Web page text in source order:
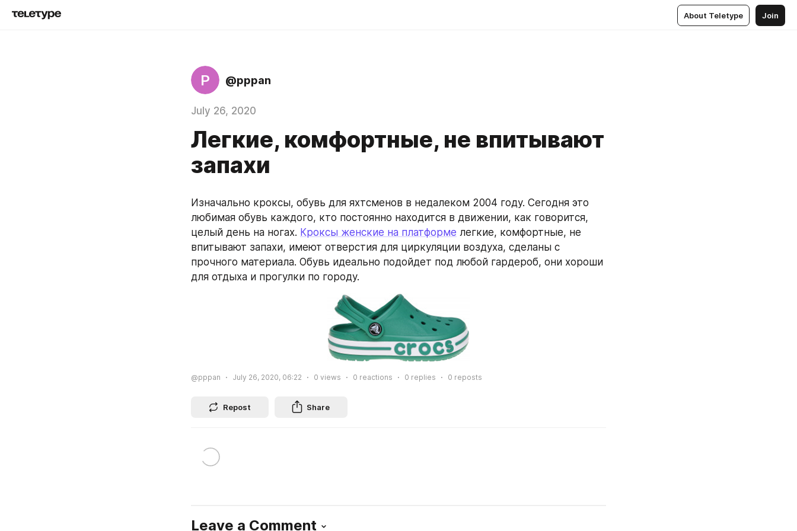
About Teletype Join
P @pppan
July 26, 2020
Легкие, комфортные, не впитывают
запахи
Изначально кроксы, обувь для яхтсменов в недалеком 2004 году. Сегодня это
любимая обувь каждого, кто постоянно находится в движении, как говорится,
целый день на ногах. Кроксы женские на платформе легкие, комфортные, не
впитывают запахи, имеют отверстия для циркуляции воздуха, сделаны с
прочного материала. Обувь идеально подойдет под любой гардероб, они хороши
для отдыха и прогулки по городу.
@pppan July 26, 2020, 06:22 0 views 0 reactions 0 replies 0 reposts
Repost Share
Leave a Comment